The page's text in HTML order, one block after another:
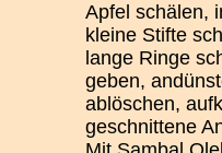
Apfel schälen,
kleine Stifte
lange Ringe
geben,
ablöschen,
geschnittene